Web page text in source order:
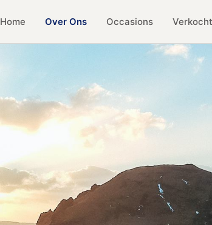
Home Over Ons Occasions Verkocht